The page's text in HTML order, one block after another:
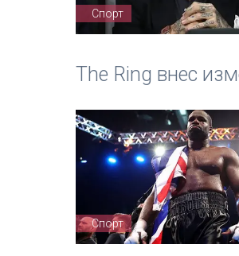
Спорт
The Ring внес
Спорт